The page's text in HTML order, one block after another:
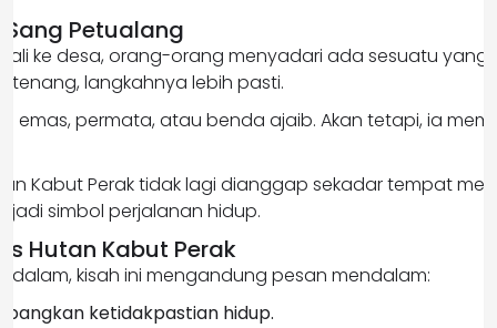
Petualang
ke desa, orang-orang menyadari ada sesuatu yang
tenang, langkahnya lebih pasti.
emas, permata, atau benda ajaib. Akan tetapi, ia
Kabut Perak tidak lagi dianggap sekadar tempat
simbol perjalanan hidup.
Hutan Kabut Perak
dalam, kisah ini mengandung pesan mendalam:
ketidakpastian hidup.